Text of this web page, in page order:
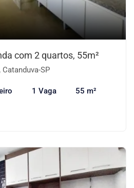
com 2 quartos, 55m²
SP
1 Vaga 55 m²